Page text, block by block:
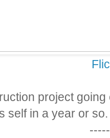
project
self in a year or so.